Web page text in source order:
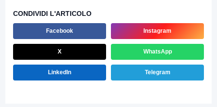
CONDIVIDI L'ARTICOLO
Facebook Instagram
X WhatsApp
LinkedIn Telegram